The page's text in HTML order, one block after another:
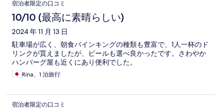
宿泊者限定の口コミ
10/10 (最高に素晴らしい)
2024 年 11 月 13 日
駐車場が広く、朝食バインキングの種類も豊富で、1人一杯のド
リンクが貰えましたが、ビールも選べ良かったです。さわやか
ハンバーグ屋も近くにあり便利でした。
Rina、1 泊旅行
宿泊者限定の口コミ